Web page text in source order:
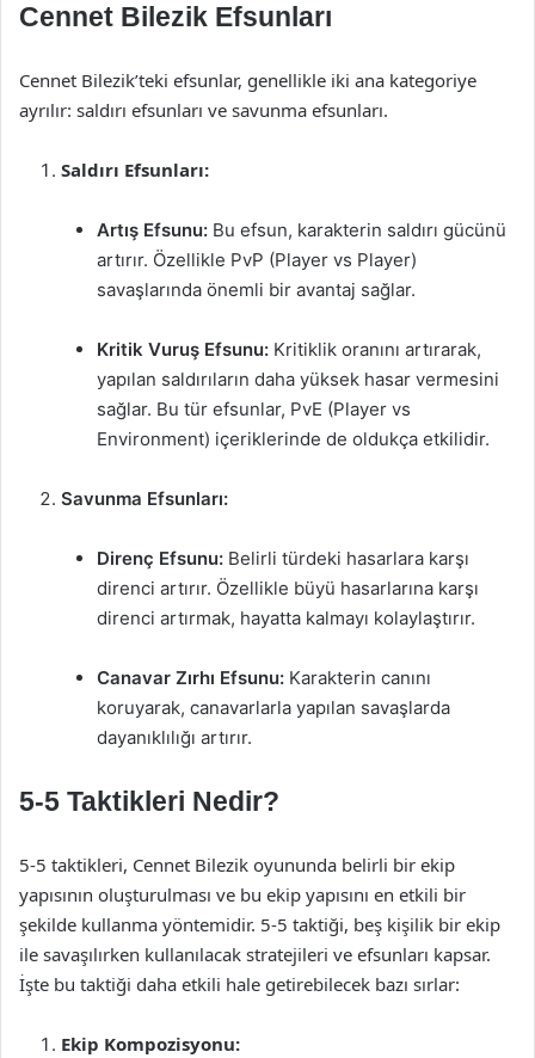
Cennet Bilezik Efsunları
Cennet Bilezik’teki efsunlar, genellikle iki ana kategoriye
ayrılır: saldırı efsunları ve savunma efsunları.
Saldırı Efsunları:
Artış Efsunu: Bu efsun, karakterin saldırı gücünü
artırır. Özellikle PvP (Player vs Player)
savaşlarında önemli bir avantaj sağlar.
Kritik Vuruş Efsunu: Kritiklik oranını artırarak,
yapılan saldırıların daha yüksek hasar vermesini
sağlar. Bu tür efsunlar, PvE (Player vs
Environment) içeriklerinde de oldukça etkilidir.
Savunma Efsunları:
Direnç Efsunu: Belirli türdeki hasarlara karşı
direnci artırır. Özellikle büyü hasarlarına karşı
direnci artırmak, hayatta kalmayı kolaylaştırır.
Canavar Zırhı Efsunu: Karakterin canını
koruyarak, canavarlarla yapılan savaşlarda
dayanıklılığı artırır.
5-5 Taktikleri Nedir?
5-5 taktikleri, Cennet Bilezik oyununda belirli bir ekip
yapısının oluşturulması ve bu ekip yapısını en etkili bir
şekilde kullanma yöntemidir. 5-5 taktiği, beş kişilik bir ekip
ile savaşılırken kullanılacak stratejileri ve efsunları kapsar.
İşte bu taktiği daha etkili hale getirebilecek bazı sırlar:
Ekip Kompozisyonu: